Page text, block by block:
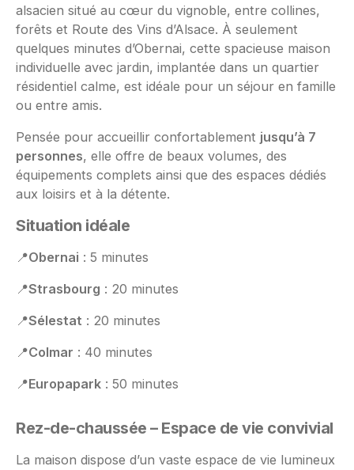
alsacien situé au cœur du vignoble, entre collines,
forêts et Route des Vins d’Alsace. À seulement
quelques minutes d’Obernai, cette spacieuse maison
individuelle avec jardin, implantée dans un quartier
résidentiel calme, est idéale pour un séjour en famille
ou entre amis.
Pensée pour accueillir confortablement jusqu’à 7
personnes, elle offre de beaux volumes, des
équipements complets ainsi que des espaces dédiés
aux loisirs et à la détente.
Situation idéale
📍Obernai : 5 minutes
📍Strasbourg : 20 minutes
📍Sélestat : 20 minutes
📍Colmar : 40 minutes
📍Europapark : 50 minutes
Rez-de-chaussée – Espace de vie convivial
La maison dispose d’un vaste espace de vie lumineux